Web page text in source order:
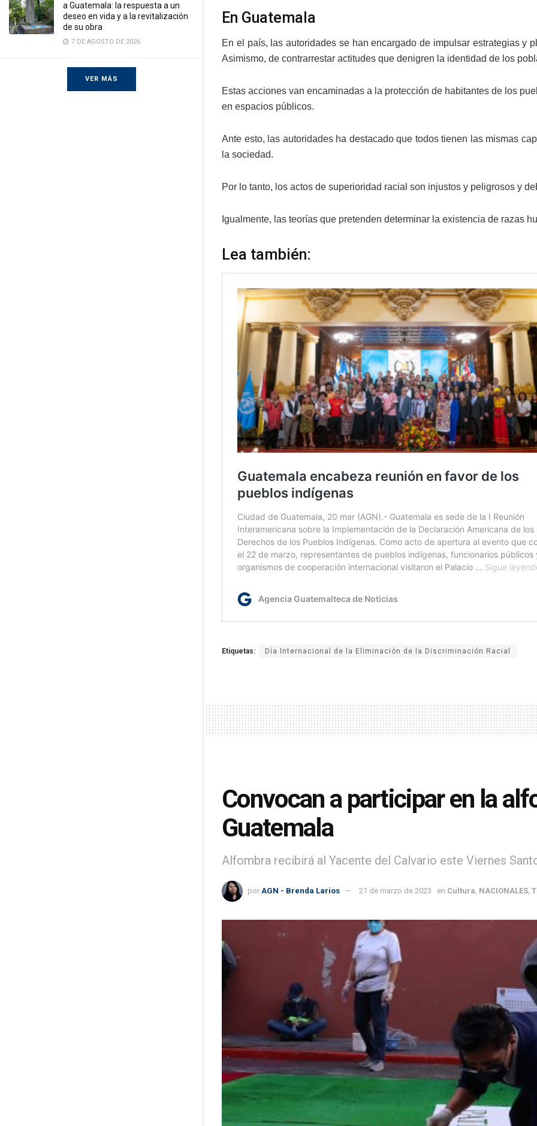
a Guatemala: la respuesta a un
deseo en vida y a la revitalización
de su obra
7 DE AGOSTO DE 2026
VER MÁS
En Guatemala
En el país, las autoridades se han encargado de impulsar estrategias y
Asimismo, de contrarrestar actitudes que denigren la identidad de los
Estas acciones van encaminadas a la protección de habitantes de los
en espacios públicos.
Ante esto, las autoridades ha destacado que todos tienen las mismas
la sociedad.
Por lo tanto, los actos de superioridad racial son injustos y peligrosos y
Igualmente, las teorías que pretenden determinar la existencia de razas
Lea también:
Etiquetas: Día Internacional de la Eliminación de la Discriminación Racial
Convocan a participar en la
Guatemala
Alfombra recibirá al Yacente del Calvario este Viernes
por AGN - Brenda Larios 21 de marzo de 2023 en Cultura, NACIONALES,